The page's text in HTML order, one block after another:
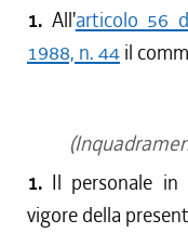
1. All'articolo 56
1988, n. 44 il
1. Il personale
vigore della